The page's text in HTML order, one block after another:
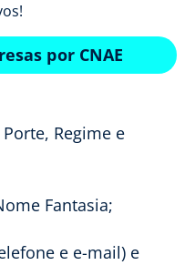
por CNAE
Regime e
Fantasia;
e e-mail) e